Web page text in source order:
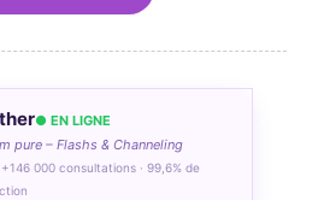
● EN LIGNE
pure – Flashs & Channeling
+146 000 consultations · 99,6% de